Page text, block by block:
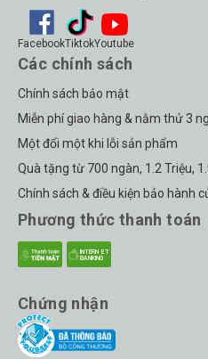
FacebookTiktokYoutube
Các chính sách
Chính sách bảo mật
Miễn phí giao hàng & nằm thử 3
Một đổi một khi lỗi sản phẩm
Quà tặng từ 700 ngàn, 1.2 Triệu,
Chính sách & điều kiện bảo hành
Phương thức thanh toán
Chứng nhận